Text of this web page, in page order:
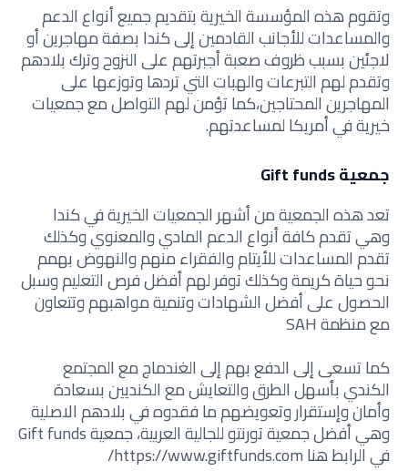
وتقوم هذه المؤسسة الخيرية بتقديم جميع أنواع الدعم
والمساعدات للأجانب القادمين إلى كندا بصفة مهاجرين أو
لاجئين بسبب ظروف صعبة أجبرتهم على النزوح وترك بلادهم
وتقدم لهم التبرعات والهبات التي تردها وتوزعها على
المهاجرين المحتاجين،كما تؤمن لهمالتواصل مع جمعيات
خيرية في أمريكا لمساعدتهم.
جمعية Gift funds
تعد هذه الجمعية من أشهر الجمعيات الخيرية في كندا
وهي تقدم كافة أنواع الدعم المادي والمعنوي وكذلك
تقدم المساعدات للأيتام والفقراء منهم والنهوض بهمم
نحو حياة كريمة وكذلك توفر لهم أفضل فرص التعليم وسبل
الحصول على أفضل الشهادات وتنمية مواهبهم وتتعاون
معمنظمة SAH
كما تسعى إلى الدفع بهم إلى الغندماج مع المجتمع
الكندي بأسهل الطرق والتعايش مع الكنديين بسعادة
وأمان وإستقرار وتعويضهم ما فقدوه في بلادهم الاصلية
وهي أفضلجمعية تورنتو للجالية العربية، جمعية Gift funds
في الرابط هناhttps://www.giftfunds.com/